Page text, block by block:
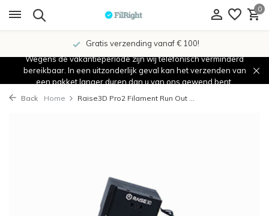
0
Gratis verzending vanaf € 100!
Wegens de vakantieperiode zijn wij telefonisch verminderd
bereikbaar. In een uitzonderlijk geval kan het verzenden van
een pakket langer duren dan u van ons gewend bent.
Back Home Raise3D Pro2 Filament Run Out ...